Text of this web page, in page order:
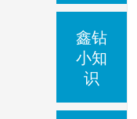
鑫钻
小知
识